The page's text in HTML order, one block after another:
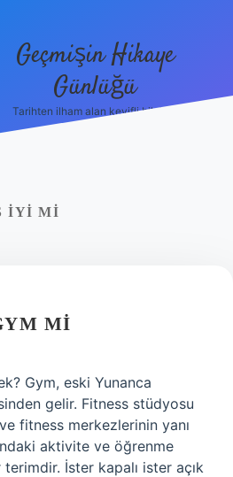
Geçmişin Hikaye
Günlüğü
Tarihten ilham alan keyifli bilgiler!
IYI MI
MI
Gym, eski Yunanca
gelir. Fitness stüdyosu
fitness merkezlerinin yanı
aktivite ve öğrenme
İster kapalı ister açık